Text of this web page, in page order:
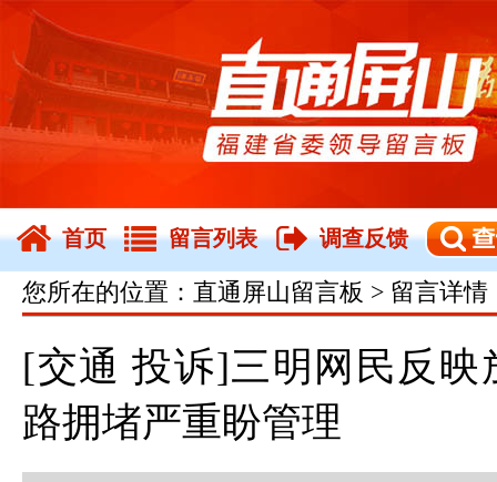
首页 留言列表 调查反馈
您所在的位置：直通屏山留言板 > 留言详情
[交通 投诉]三明网民反映
路拥堵严重盼管理